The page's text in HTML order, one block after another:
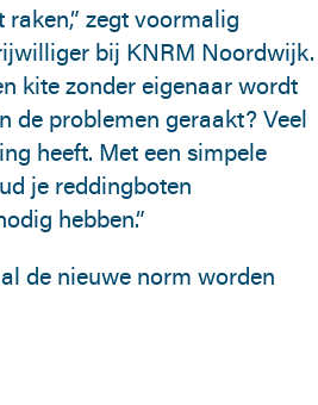
zegt voormalig
bij KNRM Noordwijk.
kite zonder eigenaar wordt
de problemen geraakt? Veel
heeft. Met een simpele
je reddingboten
hebben.”
de nieuwe norm worden